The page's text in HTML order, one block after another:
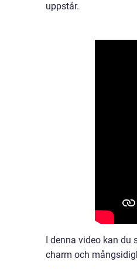
uppstår.
I denna video kan
charm och